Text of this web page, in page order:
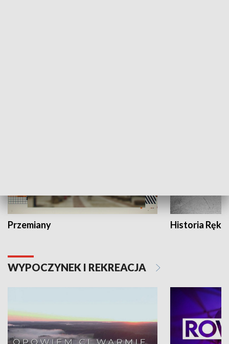
Przemiany Historia Ręką
WYPOCZYNEK I REKREACJA